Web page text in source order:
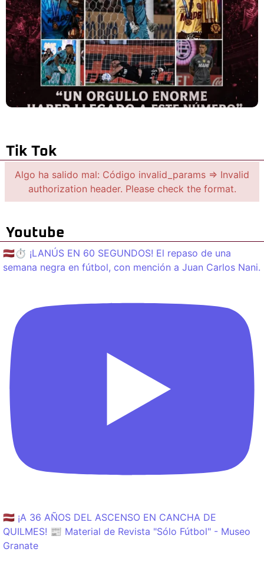
Tik Tok
Algo ha salido mal: Código invalid_params => Invalid
authorization header. Please check the format.
Youtube
🇱🇻⏱️ ¡LANÚS EN 60 SEGUNDOS! El repaso de una
semana negra en fútbol, con mención a Juan Carlos Nani.
🇱🇻 ¡A 36 AÑOS DEL ASCENSO EN CANCHA DE
QUILMES! 📰 Material de Revista "Sólo Fútbol" - Museo
Granate